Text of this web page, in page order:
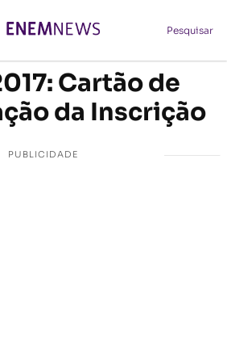
Pesquisar
Cartão de
da Inscrição